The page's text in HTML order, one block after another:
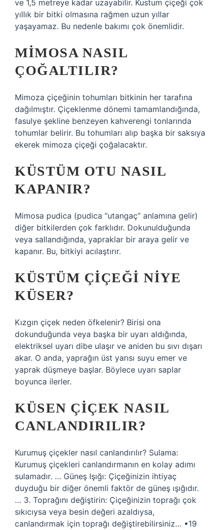
ve 1,5 metreye kadar uzayabilir. Kustum çiçeği çok
yıllık bir bitki olmasına rağmen uzun yıllar
yaşayamaz. Bu nedenle bakımı çok önemlidir.
MIMOSA NASIL
ÇOĞALTILIR?
Mimoza çiçeğinin tohumları bitkinin her tarafına
dağılmıştır. Çiçeklenme dönemi tamamlandığında,
fasulye şekline benzeyen kahverengi tonlarında
tohumlar belirir. Bu tohumları alıp başka bir saksıya
ekerek mimoza çiçeği çoğalacaktır.
KÜSTÜM OTU NASIL
KAPANIR?
Mimosa pudica (pudica “utangaç” anlamına gelir)
diğer bitkilerden çok farklıdır. Dokunulduğunda
veya sallandığında, yapraklar bir araya gelir ve
kapanır. Bu, bitkiyi acılaştırır.
KÜSTÜM ÇIÇEĞI NIYE
KÜSER?
Kızgın çiçek neden öfkelenir? Birisi ona
dokunduğunda veya başka bir uyarı aldığında,
elektriksel uyarı dibe ulaşır ve aniden bu sıvı dışarı
akar. O anda, yaprağın üst yarısı suyu emer ve
yaprak düşmeye başlar. Böylece uyarı saplar
boyunca ilerler.
KÜSEN ÇIÇEK NASIL
CANLANDIRILIR?
Kurumuş çiçekler nasıl canlandırılır? Sulama:
Kurumuş çiçekleri canlandırmanın en kolay adımı
sulamadır. … Güneş Işığı: Çiçeğinizin ihtiyaç
duyduğu bir diğer önemli faktör de güneş ışığıdır.
… 3. Toprağını değiştirin: Çiçeğinizin toprağı çok
sıkıcıysa veya besin değeri azaldıysa,
canlandırmak için toprağı değiştirebilirsiniz… •19